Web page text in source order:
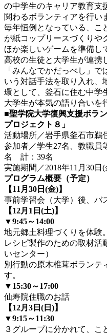
の中学生のキャリア教育支
関わるボランティアを行い
毎年恒例となっている、こ
が紙コップリースづくりや
ほか楽しいゲームを準備し
高校の生徒と大学生が連携
「みんなでかだっぺし」
いう対話手法を取り入れ、
環として、釜石に住む中学
大学生が本気の語り合いを
■聖学院大学復興支援ボラ
プロジェクト８」
活動場所／岩手県釜石市
参加者／学生27名、教職
名 計：39名
実施期間／2018年11月30日
プログラム概要（予定）
【11月30日(金)】
事前学習会（大学）後、バ
【12月1日(土)】
▼9:45～14:00
地元郷土料理づくりを体験
レシピ製作のための取材活
いセンター）
別行動の原木椎茸ボランテ
す。
▼ 15:30～17:00
仙寿院住職のお話
【12月3日(日)】
▼9:15～11:30
３グループに分かれて、